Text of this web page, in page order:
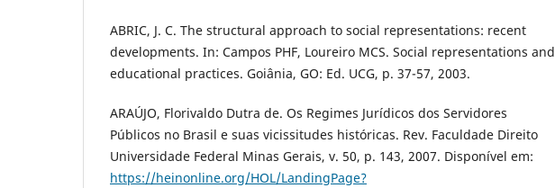
ABRIC, J. C. The structural approach to social representations: recent
developments. In: Campos PHF, Loureiro MCS. Social representations and
educational practices. Goiânia, GO: Ed. UCG, p. 37-57, 2003.
ARAÚJO, Florivaldo Dutra de. Os Regimes Jurídicos dos Servidores
Públicos no Brasil e suas vicissitudes históricas. Rev. Faculdade Direito
Universidade Federal Minas Gerais, v. 50, p. 143, 2007. Disponível em:
https://heinonline.org/HOL/LandingPage?